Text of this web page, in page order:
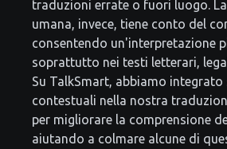
traduzioni errate o fuori luogo.
umana, invece, tiene conto del
consentendo un'interpretazione
soprattutto nei testi letterari,
Su TalkSmart, abbiamo integrato
contestuali nella nostra
per migliorare la comprensione
aiutando a colmare alcune di